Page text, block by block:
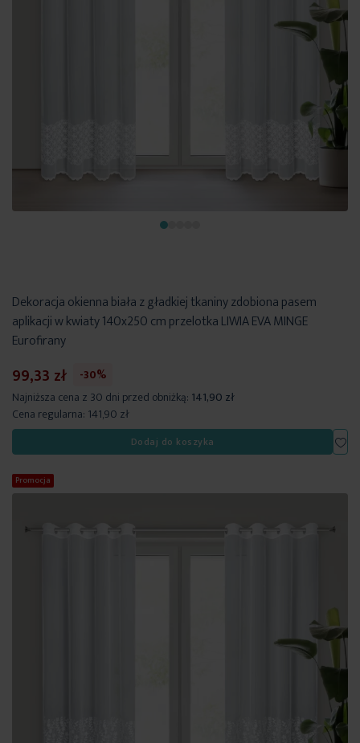
Dekoracja okienna biała z gładkiej tkaniny zdobiona pasem
aplikacji w kwiaty 140x250 cm przelotka LIWIA EVA MINGE
Eurofirany
99,33 zł
-30%
Najniższa cena z 30 dni przed obniżką: 141,90 zł
Cena regularna: 141,90 zł
Dodaj do koszyka
Promocja